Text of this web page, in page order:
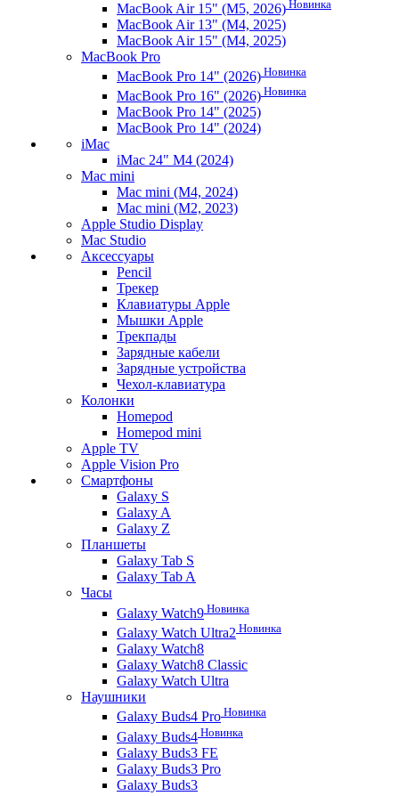
MacBook Air 15" (M5, 2026) Новинка
MacBook Air 13" (M4, 2025)
MacBook Air 15" (M4, 2025)
MacBook Pro
MacBook Pro 14" (2026) Новинка
MacBook Pro 16" (2026) Новинка
MacBook Pro 14" (2025)
MacBook Pro 14" (2024)
iMac
iMac 24" M4 (2024)
Mac mini
Mac mini (M4, 2024)
Mac mini (M2, 2023)
Apple Studio Display
Mac Studio
Аксессуары
Pencil
Трекер
Клавиатуры Apple
Мышки Apple
Трекпады
Зарядные кабели
Зарядные устройства
Чехол-клавиатура
Колонки
Homepod
Homepod mini
Apple TV
Apple Vision Pro
Смартфоны
Galaxy S
Galaxy A
Galaxy Z
Планшеты
Galaxy Tab S
Galaxy Tab A
Часы
Galaxy Watch9 Новинка
Galaxy Watch Ultra2 Новинка
Galaxy Watch8
Galaxy Watch8 Classic
Galaxy Watch Ultra
Наушники
Galaxy Buds4 Pro Новинка
Galaxy Buds4 Новинка
Galaxy Buds3 FE
Galaxy Buds3 Pro
Galaxy Buds3